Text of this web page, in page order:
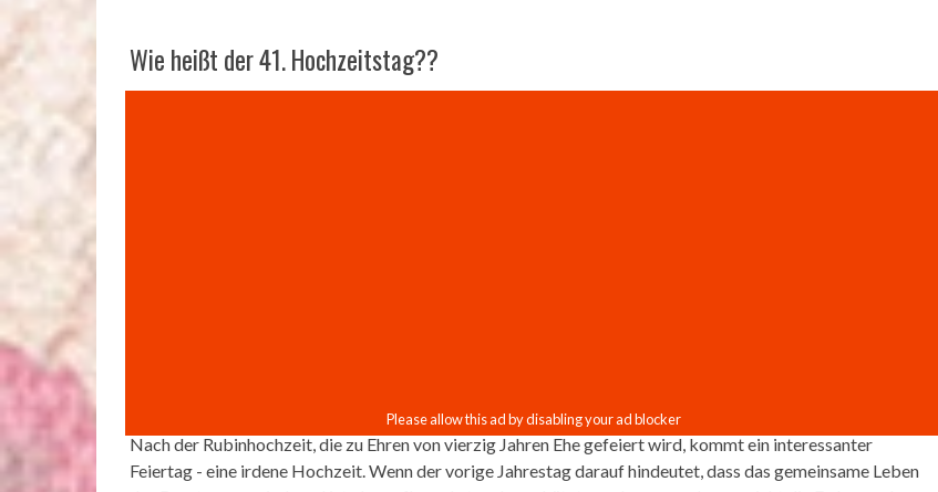
Wie heißt der 41. Hochzeitstag??
Nach der Rubinhochzeit, die zu Ehren von vierzig Jahren Ehe gefeiert wird, kommt ein interessanter
Feiertag - eine irdene Hochzeit. Wenn der vorige Jahrestag darauf hindeutet, dass das gemeinsame Leben